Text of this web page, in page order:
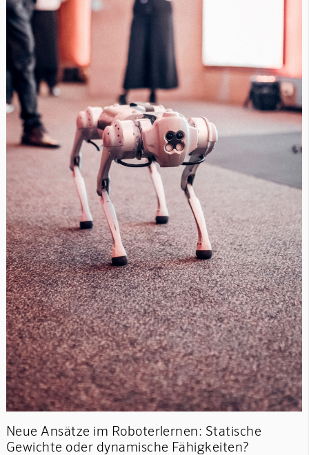
Neue Ansätze im Roboterlernen: Statische
Gewichte oder dynamische Fähigkeiten?